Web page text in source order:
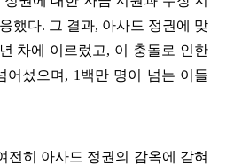
했다. 그 결과, 아사드 정권에 맞
차에 이르렀고, 이 충돌로 인한
어섰으며 , 1 백만 명이 넘는 이들
전히 아사드 정권의 감옥에 갇혀